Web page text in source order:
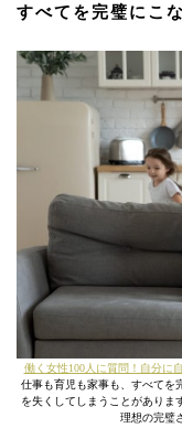
すべてを完璧にこ
働く女性100人に質問！自分に
仕事も育児も家事も、すべてを
を失くしてしまうことがありま
理想の完璧